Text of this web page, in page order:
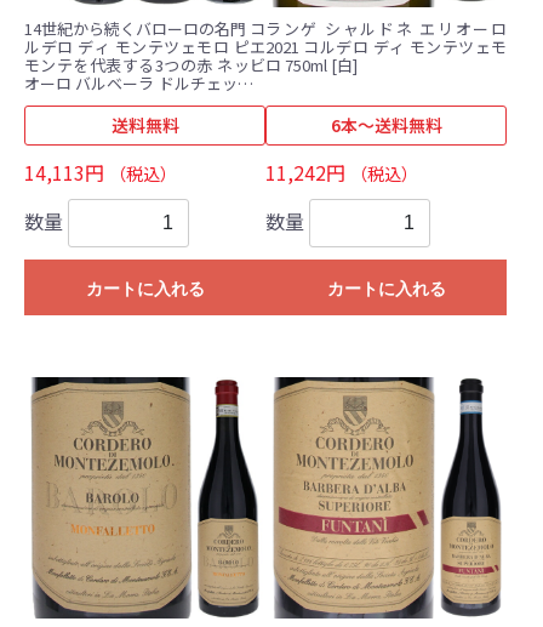
14世紀から続くバローロの名門 コ
ルデロ ディ モンテツェモロ ピエ
モンテを代表する3つの赤 ネッビ
オーロ バルベーラ ドルチェット 3
本セット (750ml×3)
送料無料
14,113円 （税込）
数量
カートに入れる
ランゲ シャルドネ エリオーロ
2021 コルデロ ディ モンテツェモ
ロ 750ml [白]
6本～送料無料
11,242円 （税込）
数量
カートに入れる